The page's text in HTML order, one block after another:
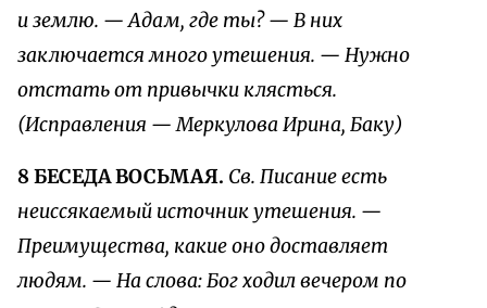
и землю. — Адам, где ты? — В них
заключается много утешения. — Нужно
отстать от привычки клясться.
(Исправления — Меркулова Ирина, Баку)
8 БЕСЕДА ВОСЬМАЯ. Св. Писание есть
неиссякаемый источник утешения. —
Преимущества, какие оно доставляет
людям. — На слова: Бог ходил вечером по